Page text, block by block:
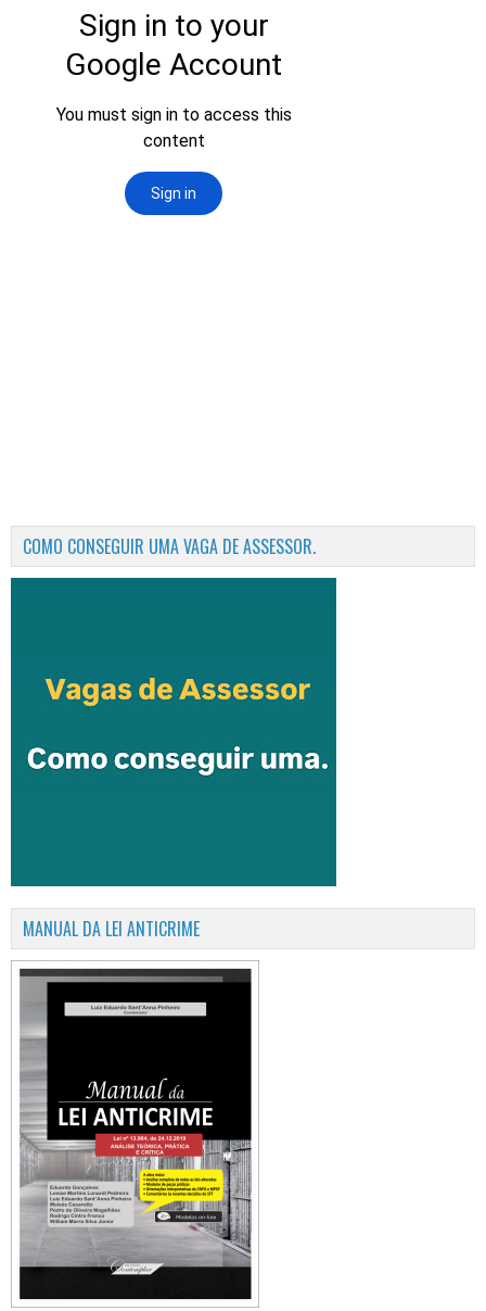
COMO CONSEGUIR UMA VAGA DE ASSESSOR.
MANUAL DA LEI ANTICRIME